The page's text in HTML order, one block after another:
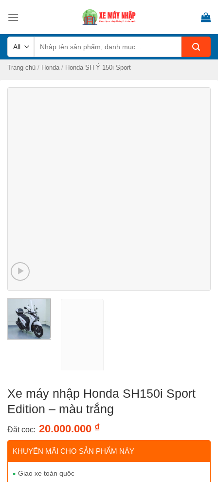
kiếm:
Trang chủ / Honda / Honda SH Ý 150i Sport
Xe máy nhập Honda SH150i Sport
Edition – màu trắng
Đặt cọc: 20.000.000 ₫
KHUYẾN MÃI CHO SẢN PHẨM NÀY
Giao xe toàn quôc